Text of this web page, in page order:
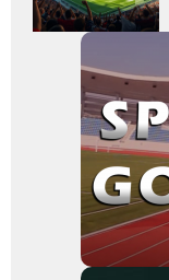
subtitlu